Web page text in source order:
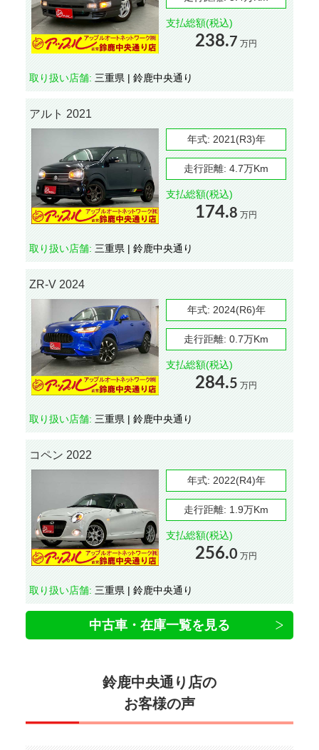
支払総額(税込)
238.7 万円
取り扱い店舗: 三重県 | 鈴鹿中央通り
アルト 2021
年式: 2021(R3)年
走行距離: 4.7万Km
支払総額(税込)
174.8 万円
取り扱い店舗: 三重県 | 鈴鹿中央通り
ZR-V 2024
年式: 2024(R6)年
走行距離: 0.7万Km
支払総額(税込)
284.5 万円
取り扱い店舗: 三重県 | 鈴鹿中央通り
コペン 2022
年式: 2022(R4)年
走行距離: 1.9万Km
支払総額(税込)
256.0 万円
取り扱い店舗: 三重県 | 鈴鹿中央通り
中古車・在庫一覧を見る
鈴鹿中央通り店の
お客様の声